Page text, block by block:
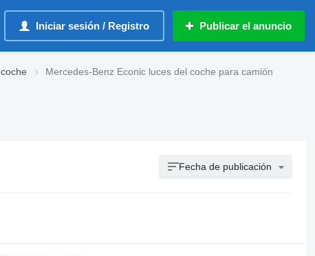
Iniciar sesión / Registro Publicar el anuncio
Mercedes-Benz Econic luces del coche para camión
Fecha de publicación